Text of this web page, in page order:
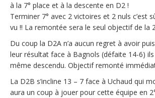
à la 7° place et à la descente en D2 !
Terminer 7° avec 2 victoires et 2 nuls c’est
vu !! La remontée sera le seul objectif de la
Du coup la D2A n’a aucun regret à avoir
leur résultat face à Bagnols (défaite 14-6)
même descendu. Objectif remonté
La D2B s’incline 13 – 7 face à Uchaud qui
aura un coup à jouer pour cette équipe en